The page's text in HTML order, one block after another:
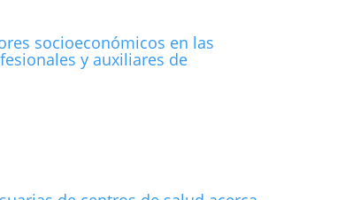
socioeconómicos en las
y auxiliares de